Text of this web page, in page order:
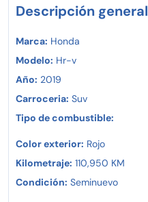
Descripción general
Marca: Honda
Modelo: Hr-v
Año: 2019
Carroceria: Suv
Tipo de combustible:
Color exterior: Rojo
Kilometraje: 110,950 KM
Condición: Seminuevo